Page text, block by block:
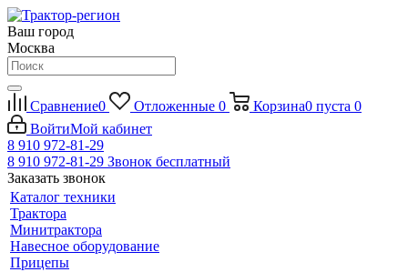
Ваш город
Москва
Сравнение0 Отложенные 0 Корзина0 пуста 0
ВойтиМой кабинет
8 910 972-81-29
8 910 972-81-29 Звонок бесплатный
Заказать звонок
Каталог техники
Трактора
Минитрактора
Навесное оборудование
Прицепы